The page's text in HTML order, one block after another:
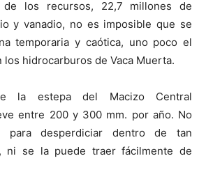
de los recursos, 22,7 millones de
y vanadio, no es imposible que se
temporaria y caótica, uno poco el
hidrocarburos de Vaca Muerta.
la estepa del Macizo Central
entre 200 y 300 mm. por año. No
para desperdiciar dentro de tan
ni se la puede traer fácilmente de